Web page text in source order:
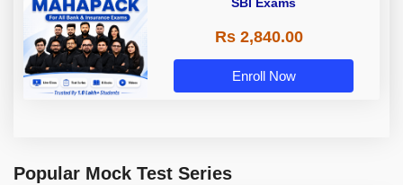
SBI Exams
Rs 2,840.00
Enroll Now
Popular Mock Test Series